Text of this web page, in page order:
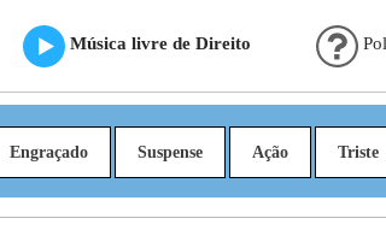
Música livre de Direito
Engraçado Suspense Ação Triste